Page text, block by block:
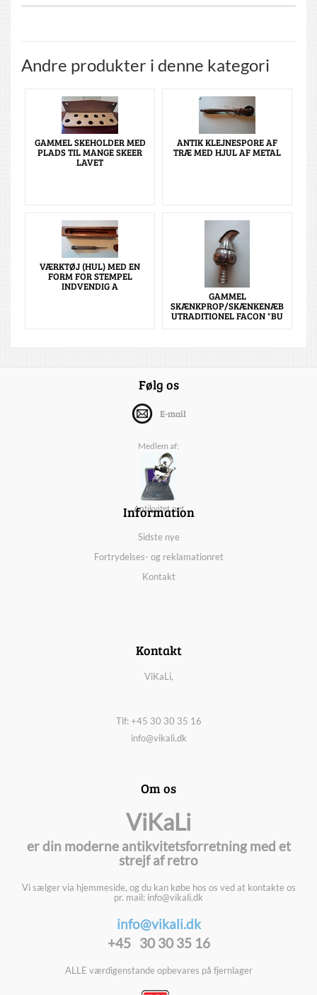
Andre produkter i denne kategori
GAMMEL SKEHOLDER MED
PLADS TIL MANGE SKEER
LAVET
ANTIK KLEJNESPORE AF
TRÆ MED HJUL AF METAL
VÆRKTØJ (HUL) MED EN
FORM FOR STEMPEL
INDVENDIG A
GAMMEL
SKÆNKPROP/SKÆNKENÆB
UTRADITIONEL FACON "BU
Følg os
E-mail
Medlem af:
Antikvitet.net
Information
Sidste nye
Fortrydelses- og reklamationret
Kontakt
Kontakt
ViKaLi,
Tlf: +45 30 30 35 16
info@vikali.dk
Om os
ViKaLi
er din moderne antikvitetsforretning med et
strejf af retro
Vi sælger via hjemmeside, og du kan købe hos os ved at kontakte os
pr. mail: info@vikali.dk
info@vikali.dk
+45 30 30 35 16
ALLE værdigenstande opbevares på fjernlager